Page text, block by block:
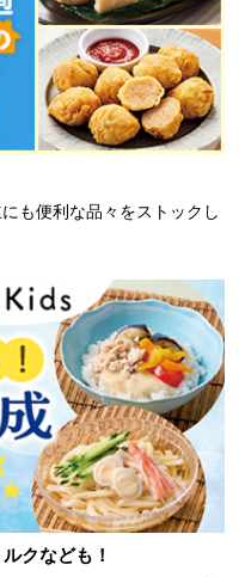
も便利な品々をストックし
クなども！